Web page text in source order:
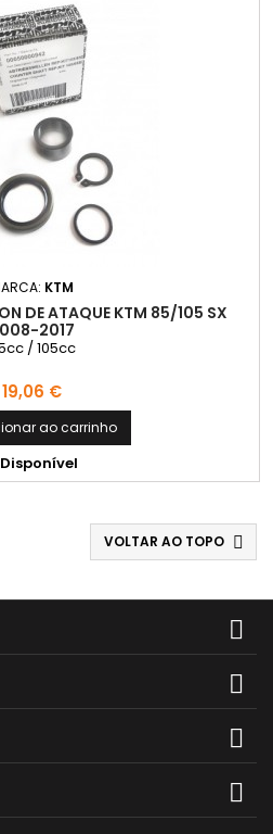
KTM
DE ATAQUE KTM 85/105 SX
2017
/ 105cc
Preço
19,06 €
ao carrinho
Disponível
VOLTAR AO TOPO 



